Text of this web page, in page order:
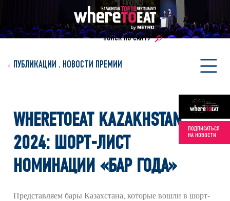
ПОИСК ПО САЙТУ
ПОДПИСАТЬСЯ
НА НОВОСТИ
ПУБЛИКАЦИИ . НОВОСТИ ПРЕМИИ
WHERETOEAT KAZAKHSTAN
2024: ШОРТ-ЛИСТ
НОМИНАЦИИ «БАР ГОДА»
Представляем бары Казахстана, которые вошли в шорт-